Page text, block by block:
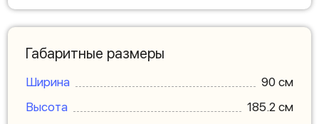
Габаритные размеры
Ширина
90 см
Высота
185.2 см